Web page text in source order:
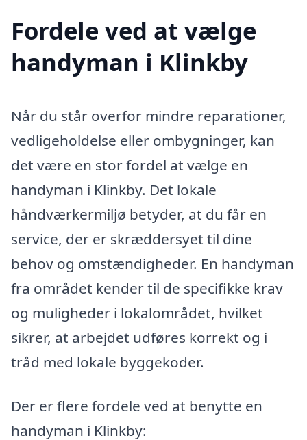
Fordele ved at vælge
handyman i Klinkby
Når du står overfor mindre reparationer,
vedligeholdelse eller ombygninger, kan
det være en stor fordel at vælge en
handyman i Klinkby. Det lokale
håndværkermiljø betyder, at du får en
service, der er skræddersyet til dine
behov og omstændigheder. En handyman
fra området kender til de specifikke krav
og muligheder i lokalområdet, hvilket
sikrer, at arbejdet udføres korrekt og i
tråd med lokale byggekoder.
Der er flere fordele ved at benytte en
handyman i Klinkby: